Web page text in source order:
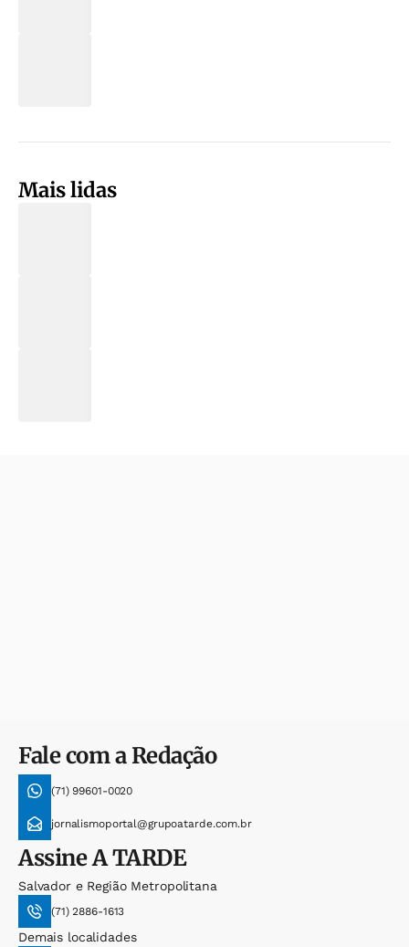
Mais lidas
Fale com a Redação
(71) 99601-0020
jornalismoportal@grupoatarde.com.br
AssineA TARDE
Salvador e Região Metropolitana
(71) 2886-1613
Demais localidades